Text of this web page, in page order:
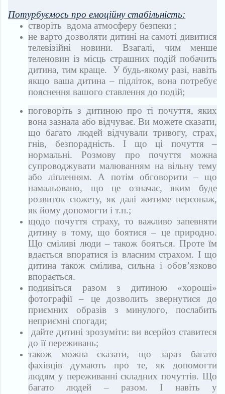
Потурбуємось про емоційну стабільність:
створіть вдома атмосферу безпеки ;
не варто дозволяти дитині на самоті дивитися
телевізійні новини. Взагалі, чим менше
теленовин із місць страшних подій побачить
дитина, тим краще. У будь-якому разі, навіть
якщо ваша дитина – підліток, вона потребує
пояснення вашого ставлення до подій;
поговоріть з дитиною про ті почуття, яких
вона зазнала або відчуває. Ви можете сказати,
що багато людей відчували тривогу, страх,
гнів, безпорадність. І що ці почуття –
нормальні. Розмову про почуття можна
супроводжувати малюванням на вільну тему
або ліпленням. А потім обговорити – що
намальовано, що це означає, яким буде
розвиток сюжету, як далі житиме персонаж,
як йому допомогти і т.п.;
щодо почуття страху, то важливо запевняти
дитину в тому, що боятися – це природно.
Що сміливі люди – також бояться. Проте їм
вдається впоратися із власним страхом. І що
дитина також смілива, сильна і обов’язково
впорається.
подивіться разом з дитиною «хороші»
фотографії – це дозволить звернутися до
приємних образів з минулого, послабить
неприємні спогади;
дайте дитині зрозуміти: ви всерйоз ставитеся
до її переживань;
також можна сказати, що зараз багато
фахівців думають про те, як допомогти
людям у переживанні складних почуттів. Що
багато людей – разом. І навіть у